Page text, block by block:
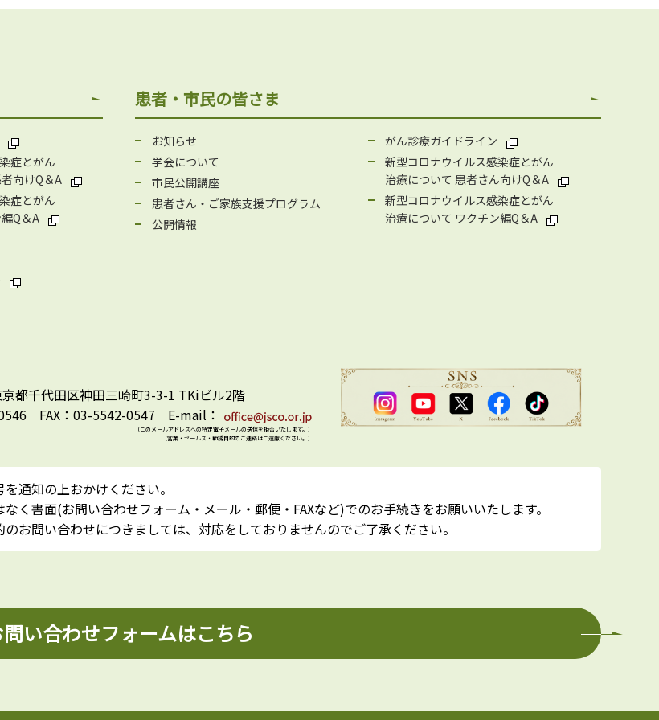
症とがん
向けQ＆A
症とがん
Q＆A
患者・市民の皆さま
お知らせ
学会について
市民公開講座
患者さん・ご家族支援プログラム
公開情報
がん診療ガイドライン
新型コロナウイルス感染症とがん
治療について 患者さん向けQ＆A
新型コロナウイルス感染症とがん
治療について ワクチン編Q＆A
都千代田区神田三崎町3-3-1 TKiビル2階
FAX：03-5542-0547 E-mail：
（このメールアドレスへの特定電子メールの送信を拒否いたします。）
（営業・セールス・勧誘目的のご連絡はご遠慮ください。）
通知の上おかけください。
く書面(お問い合わせフォーム・メール・郵便・FAXなど)でのお手続きをお願いいたします。
お問い合わせにつきましては、対応をしておりませんのでご了承ください。
い合わせフォームはこちら